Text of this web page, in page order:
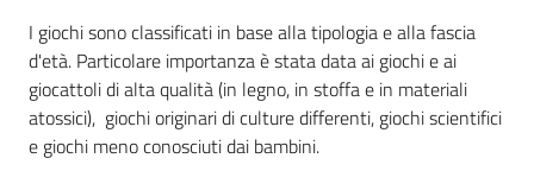
Risorse
online
I giochi sono classificati in base alla tipologia e alla fascia
d'età. Particolare importanza è stata data ai giochi e ai
giocattoli di alta qualità (in legno, in stoffa e in materiali
atossici), giochi originari di culture differenti, giochi scientifici
e giochi meno conosciuti dai bambini.